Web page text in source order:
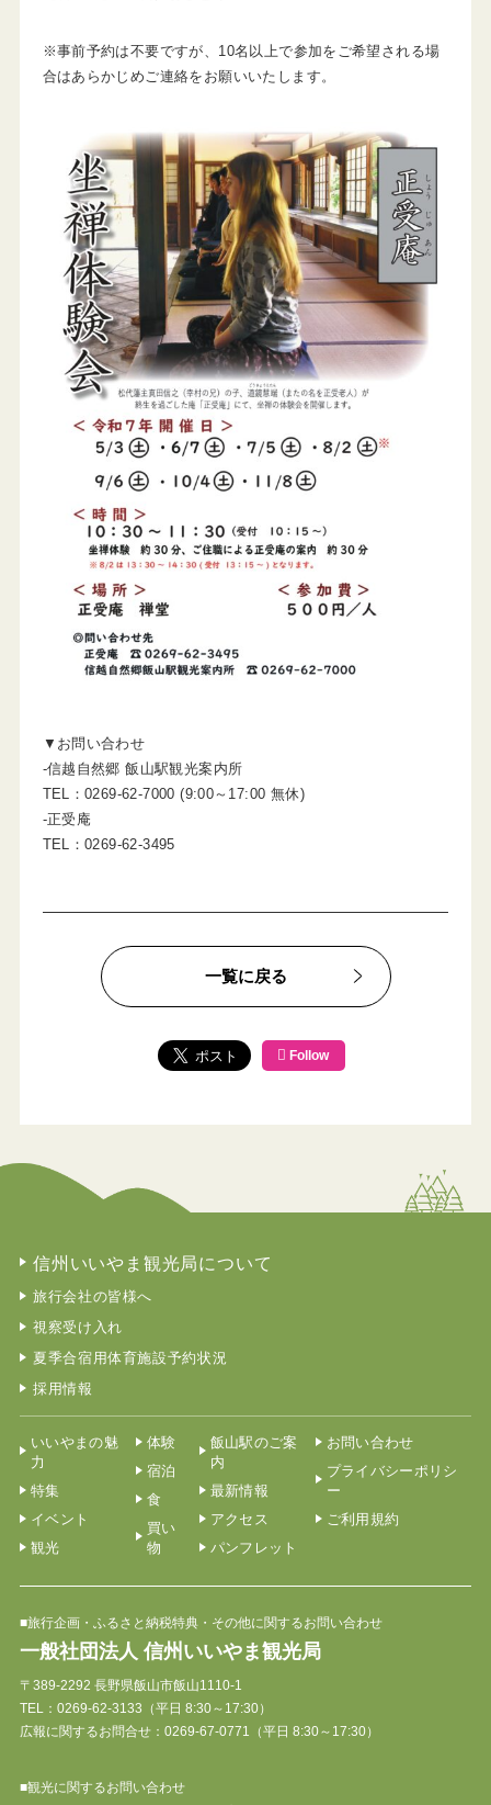
※事前予約は不要ですが、10名以上で参加をご希望される場
合はあらかじめご連絡をお願いいたします。
▼お問い合わせ
-信越自然郷 飯山駅観光案内所
TEL：0269-62-7000 (9:00～17:00 無休)
-正受庵
TEL：0269-62-3495
一覧に戻る
Follow
信州いいやま観光局について
旅行会社の皆様へ
視察受け入れ
夏季合宿用体育施設予約状況
採用情報
いいやまの魅
力
特集
イベント
観光
体験
宿泊
食
買い
物
飯山駅のご案
内
最新情報
アクセス
パンフレット
お問い合わせ
プライバシーポリシ
ー
ご利用規約
■旅行企画・ふるさと納税特典・その他に関するお問い合わせ
一般社団法人 信州いいやま観光局
〒389-2292 長野県飯山市飯山1110-1
TEL： 0269-62-3133 （平日 8:30～17:30）
広報に関するお問合せ：0269-67-0771（平日 8:30～17:30）
■観光に関するお問い合わせ